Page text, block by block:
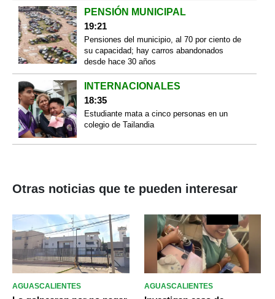
PENSIÓN MUNICIPAL
19:21
Pensiones del municipio, al 70 por ciento de
su capacidad; hay carros abandonados
desde hace 30 años
INTERNACIONALES
18:35
Estudiante mata a cinco personas en un
colegio de Tailandia
Otras noticias que te pueden interesar
AGUASCALIENTES AGUASCALIENTES